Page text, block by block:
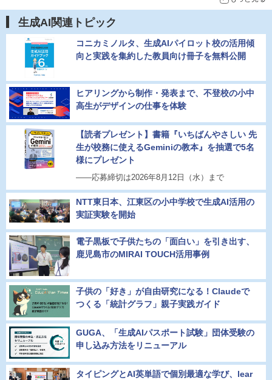
生成AI関連トピック
コニカミノルタ、生成AIパイロット校の活用傾
向と実践を集約した教員向け冊子を無料公開
ヒアリングから制作・発表まで、不登校の小中
高生がデザインの仕事を体験
【読者プレゼント】書籍『いちばんやさしい 先
生が校務に使えるGeminiの教本』を抽選で5名
様にプレゼント
――応募締切は2026年8月12日（水）まで
NTT東日本、江東区の小中学校で生成AI活用の
実証実験を開始
電子黒板で子供たちの「面白い」を引き出す、
鹿児島市のMIRAI TOUCH活用事例
子供の「好き」が自由研究になる！Claudeで
つくる「統計グラフ」親子実践ガイド
GUGA、「生成AIパスポート試験」団体受験の
申し込み方法をリニューアル
タイピングとAI英単語で個別最適な学び、lear